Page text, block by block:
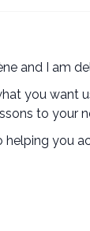
and I am
you want
to your
helping you